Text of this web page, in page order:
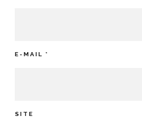
E-MAIL *
SITE